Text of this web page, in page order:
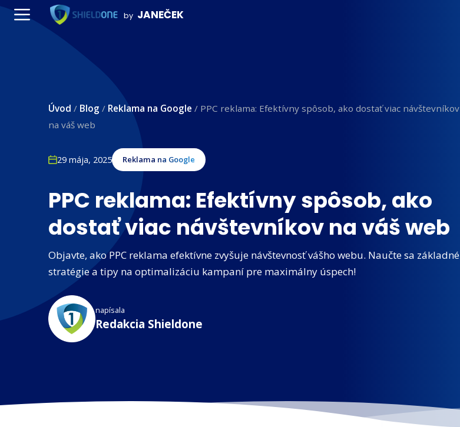
Preskočiť
Úvod / Blog / Reklama na Google / PPC reklama: Efektívny spôsob, ako dostať viac návštevníkov
na váš web
29 mája, 2025 Reklama na Google
PPC reklama: Efektívny spôsob, ako
dostať viac návštevníkov na váš web
Objavte, ako PPC reklama efektívne zvyšuje návštevnosť vášho webu. Naučte sa základné
stratégie a tipy na optimalizáciu kampaní pre maximálny úspech!
napísala
Redakcia Shieldone
by JANEČEK